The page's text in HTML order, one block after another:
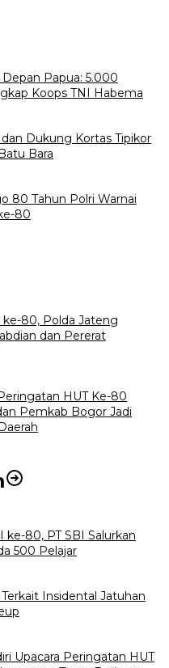
Papua: 5.000
Koops TNI Habema
Dukung Kortas Tipikor
Bara
80 Tahun Polri Warnai
80
ke-80, Polda Jateng
dan Pererat
HUT Ke-80
Pemkab Bogor Jadi
80, PT SBI Salurkan
500 Pelajar
Insidental Jatuhan
Upacara Peringatan HUT